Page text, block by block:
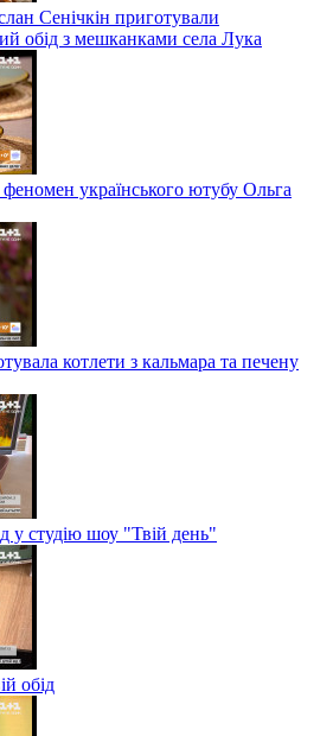
Сенічкін приготували
обід з мешканками села Лука
українського ютубу Ольга
котлети з кальмара та печену
у студію шоу "Твій день"
обід